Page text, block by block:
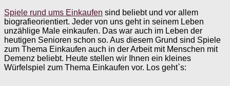
Spiele rund ums Einkaufen sind beliebt und vor allem
biografieorientiert. Jeder von uns geht in seinem Leben
unzählige Male einkaufen. Das war auch im Leben der
heutigen Senioren schon so. Aus diesem Grund sind Spiele
zum Thema Einkaufen auch in der Arbeit mit Menschen mit
Demenz beliebt. Heute stellen wir Ihnen ein kleines
Würfelspiel zum Thema Einkaufen vor. Los geht`s: